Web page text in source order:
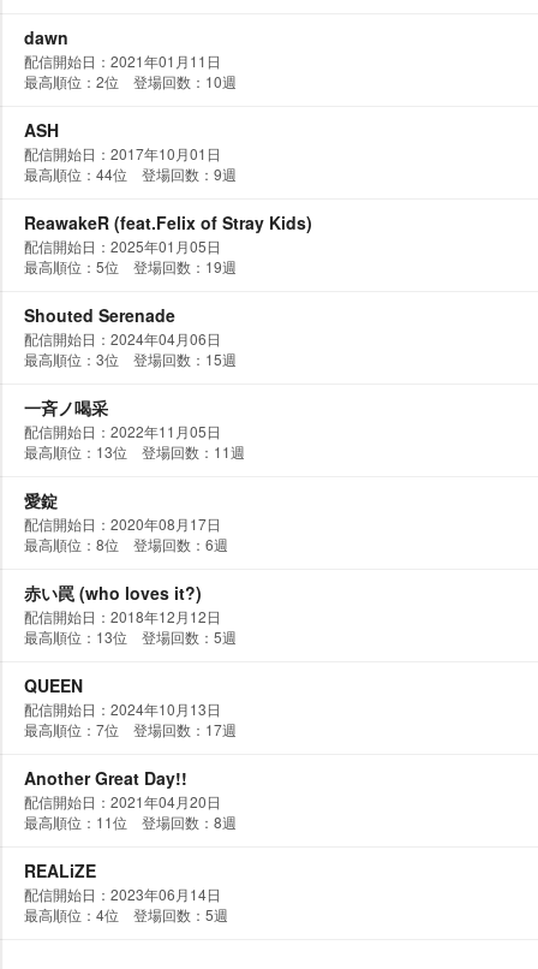
dawn
配信開始日：2021年01月11日
最高順位：2位 登場回数：10週
ASH
配信開始日：2017年10月01日
最高順位：44位 登場回数：9週
ReawakeR (feat.Felix of Stray Kids)
配信開始日：2025年01月05日
最高順位：5位 登場回数：19週
Shouted Serenade
配信開始日：2024年04月06日
最高順位：3位 登場回数：15週
一斉ノ喝采
配信開始日：2022年11月05日
最高順位：13位 登場回数：11週
愛錠
配信開始日：2020年08月17日
最高順位：8位 登場回数：6週
赤い罠 (who loves it?)
配信開始日：2018年12月12日
最高順位：13位 登場回数：5週
QUEEN
配信開始日：2024年10月13日
最高順位：7位 登場回数：17週
Another Great Day!!
配信開始日：2021年04月20日
最高順位：11位 登場回数：8週
REALiZE
配信開始日：2023年06月14日
最高順位：4位 登場回数：5週